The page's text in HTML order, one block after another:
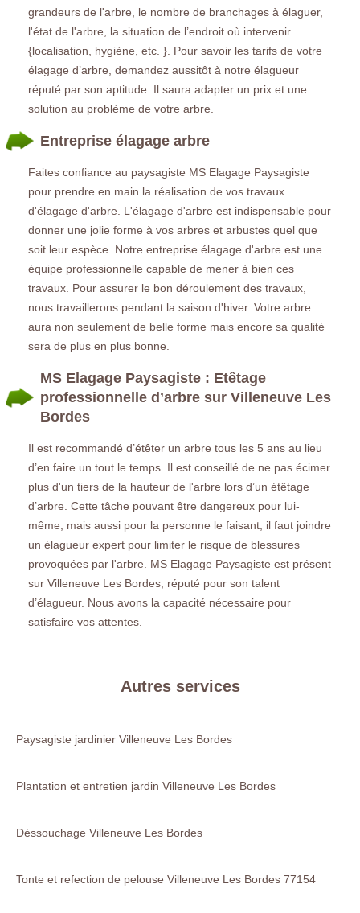
grandeurs de l'arbre, le nombre de branchages à élaguer,
l'état de l'arbre, la situation de l’endroit où intervenir
{localisation, hygiène, etc. }. Pour savoir les tarifs de votre
élagage d’arbre, demandez aussitôt à notre élagueur
réputé par son aptitude. Il saura adapter un prix et une
solution au problème de votre arbre.
Entreprise élagage arbre
Faites confiance au paysagiste MS Elagage Paysagiste
pour prendre en main la réalisation de vos travaux
d'élagage d'arbre. L'élagage d'arbre est indispensable pour
donner une jolie forme à vos arbres et arbustes quel que
soit leur espèce. Notre entreprise élagage d'arbre est une
équipe professionnelle capable de mener à bien ces
travaux. Pour assurer le bon déroulement des travaux,
nous travaillerons pendant la saison d'hiver. Votre arbre
aura non seulement de belle forme mais encore sa qualité
sera de plus en plus bonne.
MS Elagage Paysagiste : Etêtage
professionnelle d’arbre sur Villeneuve Les
Bordes
Il est recommandé d’étêter un arbre tous les 5 ans au lieu
d’en faire un tout le temps. Il est conseillé de ne pas écimer
plus d'un tiers de la hauteur de l'arbre lors d’un étêtage
d’arbre. Cette tâche pouvant être dangereux pour lui-
même, mais aussi pour la personne le faisant, il faut joindre
un élagueur expert pour limiter le risque de blessures
provoquées par l'arbre. MS Elagage Paysagiste est présent
sur Villeneuve Les Bordes, réputé pour son talent
d’élagueur. Nous avons la capacité nécessaire pour
satisfaire vos attentes.
Autres services
Paysagiste jardinier Villeneuve Les Bordes
Plantation et entretien jardin Villeneuve Les Bordes
Déssouchage Villeneuve Les Bordes
Tonte et refection de pelouse Villeneuve Les Bordes 77154